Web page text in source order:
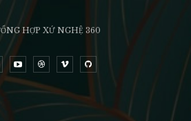
HỢP XỨ NGHỆ 360